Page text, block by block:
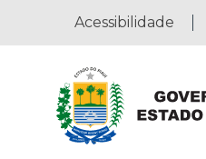
Acessibilidade